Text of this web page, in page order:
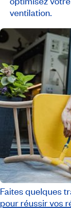
ventilation.
Faites quelques
pour réussir vos